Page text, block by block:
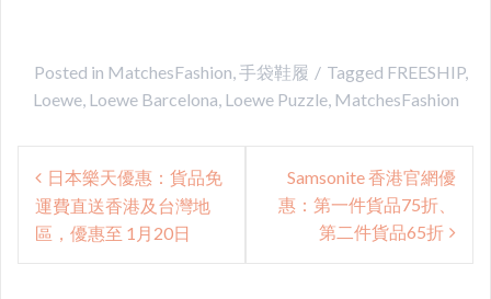
Posted in MatchesFashion,手袋鞋履 Tagged FREESHIP,
Loewe, Loewe Barcelona, Loewe Puzzle, MatchesFashion
Post
navigation
日本樂天優惠：貨品免
運費直送香港及台灣地
區，優惠至 1月20日
Samsonite 香港官網優
惠：第一件貨品75折、
第二件貨品65折